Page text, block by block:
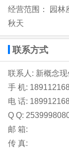
经营范围： 园林
秋天
联系方式
联系人: 新概念现
手 机:
电 话:
Q Q:
邮 箱:
传 真: